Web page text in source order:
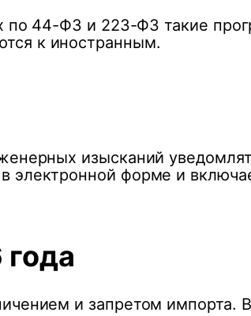
по 44-ФЗ и 223-ФЗ такие
к иностранным.
изысканий
электронной форме и
и запретом импорта.